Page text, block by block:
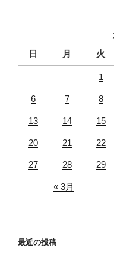
州
切”
日
月 火
1
6 7 8
13 14 15
20 21 22
27 28 29
« 3月
最近の投稿